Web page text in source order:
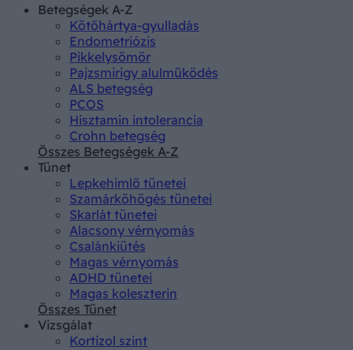
Betegségek A-Z
Kötőhártya-gyulladás
Endometriózis
Pikkelysömör
Pajzsmirigy alulműködés
ALS betegség
PCOS
Hisztamin intolerancia
Crohn betegség
Összes Betegségek A-Z
Tünet
Lepkehimlő tünetei
Szamárköhögés tünetei
Skarlát tünetei
Alacsony vérnyomás
Csalánkiütés
Magas vérnyomás
ADHD tünetei
Magas koleszterin
Összes Tünet
Vizsgálat
Kortizol szint